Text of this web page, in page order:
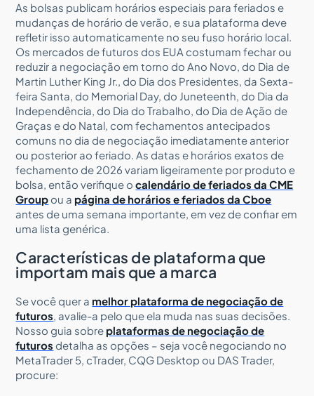
As bolsas publicam horários especiais para feriados e
mudanças de horário de verão, e sua plataforma deve
refletir isso automaticamente no seu fuso horário local.
Os mercados de futuros dos EUA costumam fechar ou
reduzir a negociação em torno do Ano Novo, do Dia de
Martin Luther King Jr., do Dia dos Presidentes, da Sexta-
feira Santa, do Memorial Day, do Juneteenth, do Dia da
Independência, do Dia do Trabalho, do Dia de Ação de
Graças e do Natal, com fechamentos antecipados
comuns no dia de negociação imediatamente anterior
ou posterior ao feriado. As datas e horários exatos de
fechamento de 2026 variam ligeiramente por produto e
bolsa, então verifique ocalendário de feriados da CME
Group ou a página de horários e feriados da Cboe
antes de uma semana importante, em vez de confiar em
uma lista genérica.
Características de plataforma que
importam mais que a marca
Se você quer a melhor plataforma de negociação de
futuros, avalie-a pelo que ela muda nas suas decisões.
Nosso guia sobre plataformas de negociação de
futuros detalha as opções – seja você negociando no
MetaTrader 5, cTrader, CQG Desktop ou DAS Trader,
procure: